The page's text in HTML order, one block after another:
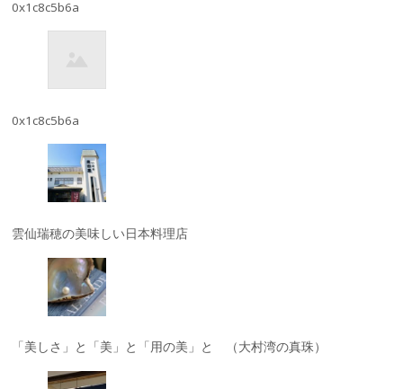
0x1c8c5b6a
0x1c8c5b6a
雲仙瑞穂の美味しい日本料理店
「美しさ」と「美」と「用の美」と （大村湾の真珠）